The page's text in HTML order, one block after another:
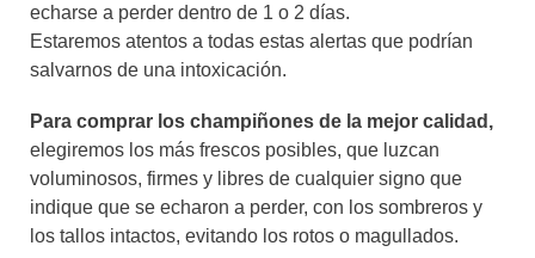
echarse a perder dentro de 1 o 2 días.
Estaremos atentos a todas estas alertas que podrían
salvarnos de una intoxicación.
Para comprar los champiñones de la mejor calidad,
elegiremos los más frescos posibles, que luzcan
voluminosos, firmes y libres de cualquier signo que
indique que se echaron a perder, con los sombreros y
los tallos intactos, evitando los rotos o magullados.